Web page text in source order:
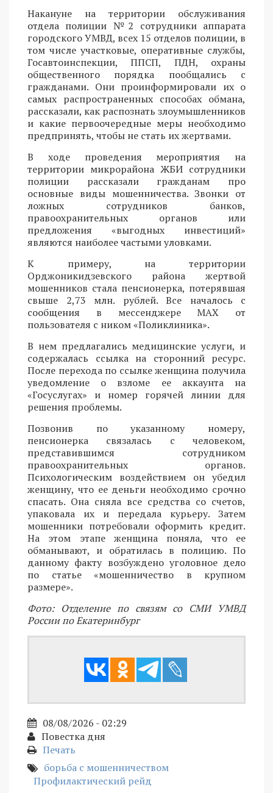
Накануне на территории обслуживания
отдела полиции №2 сотрудники аппарата
городского УМВД, всех 15 отделов полиции, в
том числе участковые, оперативные службы,
Госавтоинспекции, ППСП, ПДН, охраны
общественного порядка пообщались с
гражданами. Они проинформировали их о
самых распространенных способах обмана,
рассказали, как распознать злоумышленников
и какие первоочередные меры необходимо
предпринять, чтобы не стать их жертвами.
В ходе проведения мероприятия на
территории микрорайона ЖБИ сотрудники
полиции рассказали гражданам про
основные виды мошенничества. Звонки от
ложных сотрудников банков,
правоохранительных органов или
предложения «выгодных инвестиций»
являются наиболее частыми уловками.
К примеру, на территории
Орджоникидзевского района жертвой
мошенников стала пенсионерка, потерявшая
свыше 2,73 млн. рублей. Все началось с
сообщения в мессенджере MAX от
пользователя с ником «Поликлиника».
В нем предлагались медицинские услуги, и
содержалась ссылка на сторонний ресурс.
После перехода по ссылке женщина получила
уведомление о взломе ее аккаунта на
«Госуслугах» и номер горячей линии для
решения проблемы.
Позвонив по указанному номеру,
пенсионерка связалась с человеком,
представившимся сотрудником
правоохранительных органов.
Психологическим воздействием он убедил
женщину, что ее деньги необходимо срочно
спасать. Она сняла все средства со счетов,
упаковала их и передала курьеру. Затем
мошенники потребовали оформить кредит.
На этом этапе женщина поняла, что ее
обманывают, и обратилась в полицию. По
данному факту возбуждено уголовное дело
по статье «мошенничество в крупном
размере».
Фото: Отделение по связям со СМИ УМВД
России по Екатеринбург
08/08/2026 - 02:29
Повестка дня
Печать
борьба с мошенничеством
Профилактический рейд